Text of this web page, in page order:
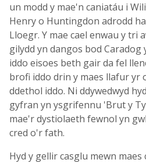
un modd y mae'n caniatáu i
Henry o Huntingdon adrodd
Lloegr. Y mae cael enwau y tri
gilydd yn dangos bod Caradog
iddo eisoes beth gair da fel
brofi iddo drin y maes llafur yr
ddethol iddo. Ni ddywedwyd
gyfran yn ysgrifennu 'Brut y
mae'r dystiolaeth fewnol yn
cred o'r fath.
Hyd y gellir casglu mewn